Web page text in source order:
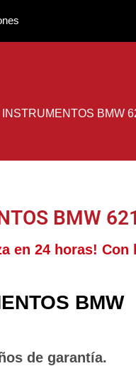
BMW
BMW
en 24 horas! Con
BMW
de garantía.